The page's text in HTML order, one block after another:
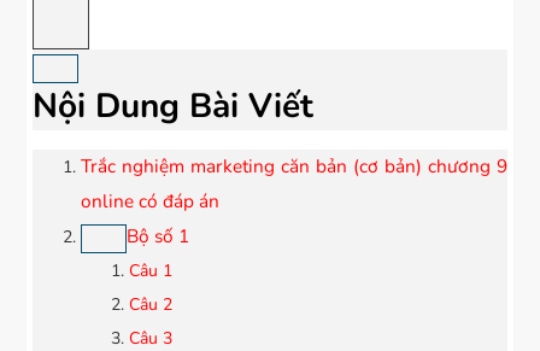
Nội Dung Bài Viết
Trắc nghiệm marketing căn bản (cơ bản) chương 9
online có đáp án
Bộ số 1
Câu 1
Câu 2
Câu 3